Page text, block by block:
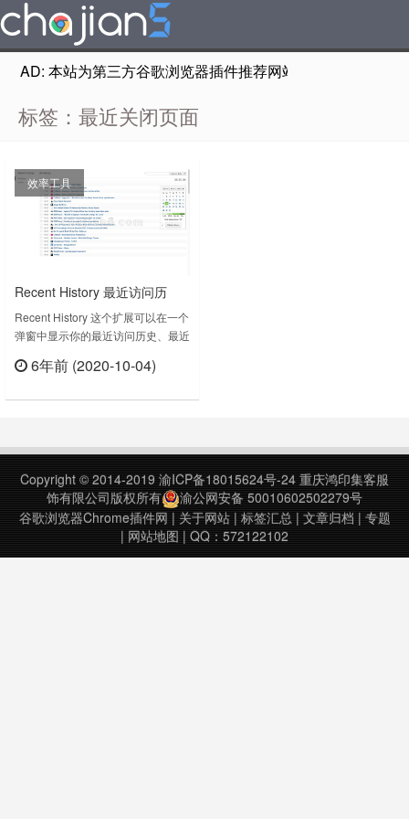
AD: 本站为第三方谷歌浏览器插件推荐网站，非Google
标签：最近关闭页面
效率工具
Recent History 最近访问历
史、关闭网页、常访问的页面
及书签
Recent History 这个扩展可以在一个
弹窗中显示你的最近访问历史、最近
近添加的书签。Thanks to all the
with icon in address ……
6年前 (2020-10-04)
Copyright © 2014-2019 渝ICP备18015624号-24 重庆鸿印集客服
饰有限公司版权所有
渝公网安备 50010602502279号
谷歌浏览器Chrome插件网 | 关于网站| 标签汇总| 文章归档 | 专题
| 网站地图 | QQ：572122102